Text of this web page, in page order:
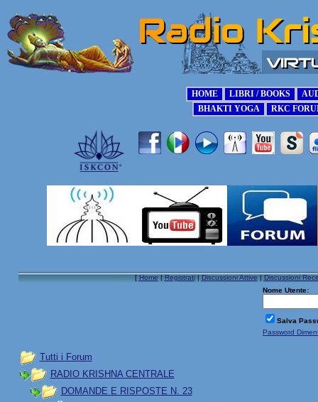
[Home|Registrati|Discussioni Attive|Discussioni
Nome Utente:
Salva
Password
Tutti i Forum
RADIO KRISHNA CENTRALE
DOMANDE E RISPOSTE N. 23